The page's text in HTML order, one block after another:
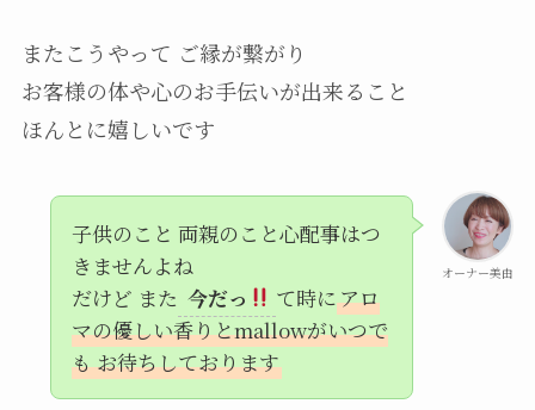
またこうやって ご縁が繋がり
お客様の体や心のお手伝いが出来ること
ほんとに嬉しいです
オーナー美由
子供のこと 両親のこと心配事はつ
きませんよね
だけど また 今だっ て時にアロ
マの優しい香りとmallowがいつで
も お待ちしております